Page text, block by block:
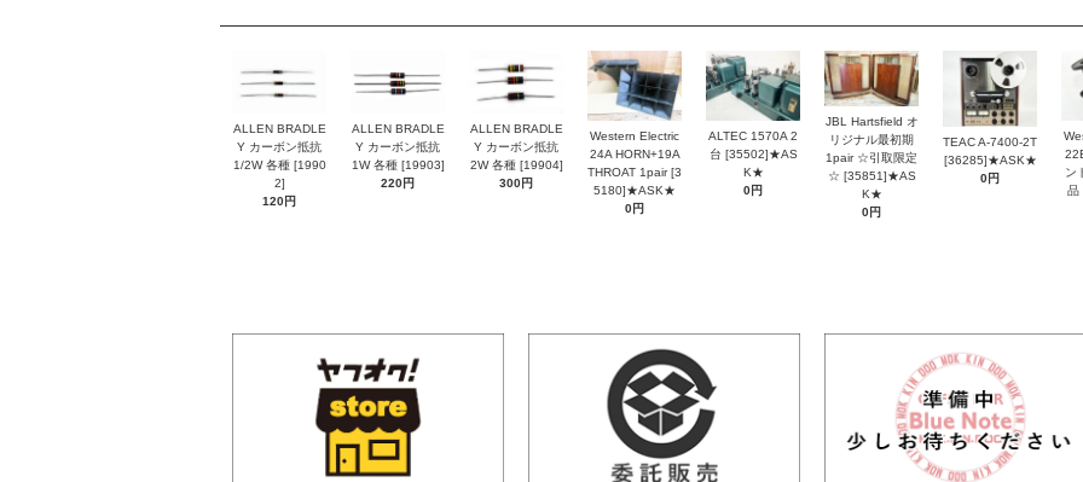
ALLEN BRADLE
Y カーボン抵抗
1/2W 各種 [1990
2]
120円
ALLEN BRADLE
Y カーボン抵抗
1W 各種 [19903]
220円
ALLEN BRADLE
Y カーボン抵抗
2W 各種 [19904]
300円
Western Electric
24A HORN+19A
THROAT 1pair [3
5180]★ASK★
0円
ALTEC 1570A 2
台 [35502]★AS
K★
0円
JBL Hartsfield オ
リジナル最初期
1pair ☆引取限定
☆ [35851]★AS
K★
0円
TEAC A-7400-2T
[36285]★ASK★
0円
ン
品